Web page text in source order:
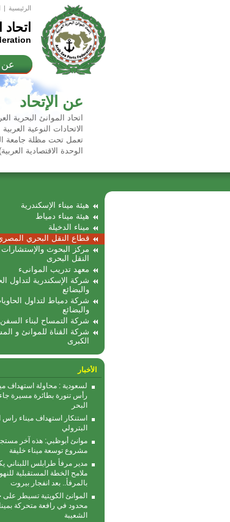
الرئيسية |
عن
عن الإتحاد
اتحاد الموانئ البحرية
الاتحادات النوعية
تعمل تحت مظلة جامعة
الوحدة الاقتصادية
هيئة ميناء الإسكندرية
هيئة ميناء دمياط
ميناء الدخيلة
قطاع النقل البحري
مركز البحوث
النقل البحرى
معهد تدريب الموانىء
شركة الإسكندرية لتداول
والبضائع
شركة دمياط لتداول
والبضائع
شركة التمساح لبناء السفن
شركة القناة للموانئ و
الكبرى
الأخبار
لسعودية : محاولة استهداف
رأس تنورة بطائرة مسيرة
البحر
استنكار استهداف ميناء راس
البترولي
موانئ أبوظبي: هذه آخر
مشروع توسعة ميناء خليفة
مدير مرفأ طرابلس
ملامح الخطة المستقبلية
بالمرفأ.. بعد انفجار بيروت
الموانئ الكويتية تسيطر
محدود في رافعة متحركة
الشعیبة